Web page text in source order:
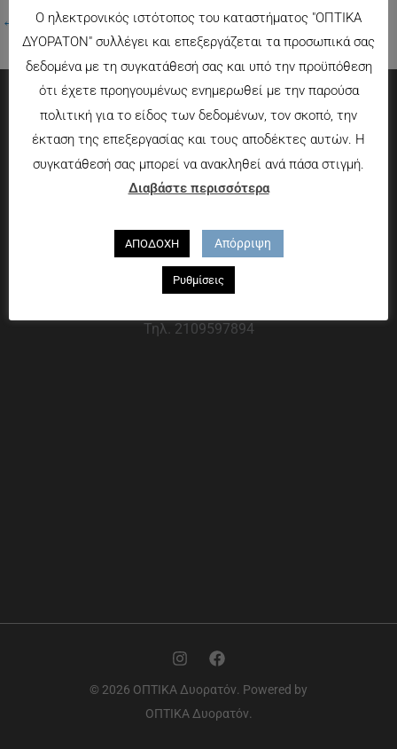
← Προηγούμενο Πολυμέσα
Πληροφορίες
Τρόποι πληρωμής
Τρόποι αποστολής
Που θα μας βρείτε
Χαροκόπου 13-15, Αθήνα 176 72
Τηλ. 2109597894
© 2026 ΟΠΤΙΚΑ Δυορατόν. Powered by
ΟΠΤΙΚΑ Δυορατόν.
Ο ηλεκτρονικός ιστότοπος του καταστήματος "ΟΠΤΙΚΑ
ΔΥΟΡΑΤΟΝ" συλλέγει και επεξεργάζεται τα προσωπικά σας
δεδομένα με τη συγκατάθεσή σας και υπό την προϋπόθεση
ότι έχετε προηγουμένως ενημερωθεί με την παρούσα
πολιτική για το είδος των δεδομένων, τον σκοπό, την
έκταση της επεξεργασίας και τους αποδέκτες αυτών. Η
συγκατάθεσή σας μπορεί να ανακληθεί ανά πάσα στιγμή.
Διαβάστε περισσότερα
ΑΠΟΔΟΧΗ Απόρριψη
Ρυθμίσεις